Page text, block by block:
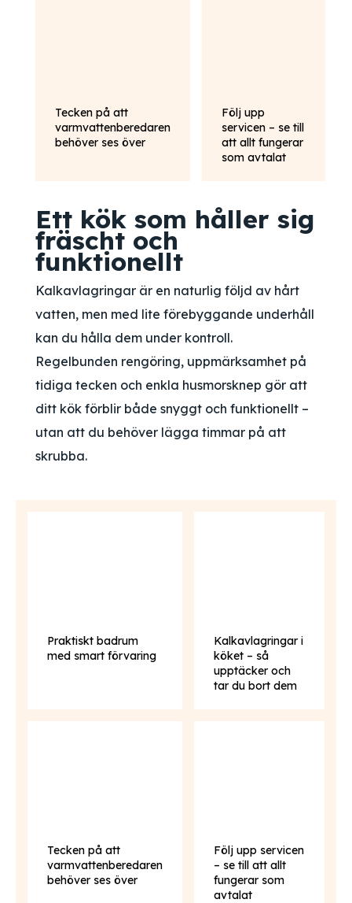
Tecken på att
varmvattenberedaren
behöver ses över
Följ upp
servicen – se till
att allt fungerar
som avtalat
Ett kök som håller sig
fräscht och
funktionellt
Kalkavlagringar är en naturlig följd av hårt
vatten, men med lite förebyggande underhåll
kan du hålla dem under kontroll.
Regelbunden rengöring, uppmärksamhet på
tidiga tecken och enkla husmorsknep gör att
ditt kök förblir både snyggt och funktionellt –
utan att du behöver lägga timmar på att
skrubba.
Praktiskt badrum
med smart förvaring
Kalkavlagringar i
köket – så
upptäcker och
tar du bort dem
Tecken på att
varmvattenberedaren
behöver ses över
Följ upp servicen
– se till att allt
fungerar som
avtalat